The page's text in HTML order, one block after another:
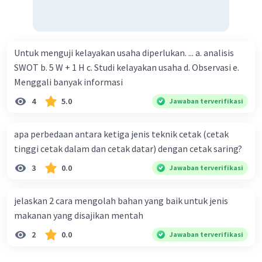
konsumen. Sebaliknya, strategi pemasaran yang
efektif dapat mempengaruhi perilaku
konsumen, seperti mempengaruhi keputusan
pembelian atau meningkatkan loyalitas
pelanggan. Oleh karena itu, perusahaan harus
konsumen dan strategi pemasaran untuk
mengembangkan strategi pemasaran yang lebih
efektif dan efisien.
Untuk menguji kelayakan usaha diperlukan. ... a. analisis
SWOT b. 5 W + 1 H c. Studi kelayakan usaha d. Observasi e.
Menggali banyak informasi
4 5.0 Jawaban terverifikasi
apa perbedaan antara ketiga jenis teknik cetak (cetak
tinggi cetak dalam dan cetak datar) dengan cetak saring?
3 0.0 Jawaban terverifikasi
jelaskan 2 cara mengolah bahan yang baik untuk jenis
makanan yang disajikan mentah
2 0.0 Jawaban terverifikasi